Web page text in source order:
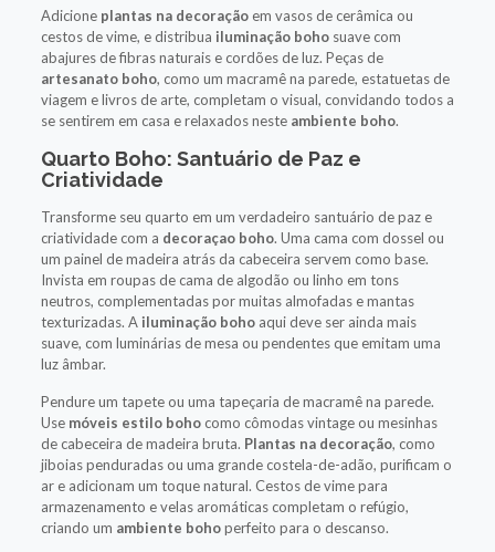
Adicione plantas na decoraçãoem vasos de cerâmica ou
cestos de vime, e distribua iluminação bohosuave com
abajures de fibras naturais e cordões de luz. Peças de
artesanato boho, como um macramê na parede, estatuetas de
viagem e livros de arte, completam o visual, convidando todos a
se sentirem em casa e relaxados neste ambiente boho.
Quarto Boho: Santuário de Paz e
Criatividade
Transforme seu quarto em um verdadeiro santuário de paz e
criatividade com a decoraçao boho. Uma cama com dossel ou
um painel de madeira atrás da cabeceira servem como base.
Invista em roupas de cama de algodão ou linho em tons
neutros, complementadas por muitas almofadas e mantas
texturizadas. A iluminação bohoaqui deve ser ainda mais
suave, com luminárias de mesa ou pendentes que emitam uma
luz âmbar.
Pendure um tapete ou uma tapeçaria de macramê na parede.
Use móveis estilo bohocomo cômodas vintage ou mesinhas
de cabeceira de madeira bruta. Plantas na decoração, como
jiboias penduradas ou uma grande costela-de-adão, purificam o
ar e adicionam um toque natural. Cestos de vime para
armazenamento e velas aromáticas completam o refúgio,
criando um ambiente bohoperfeito para o descanso.